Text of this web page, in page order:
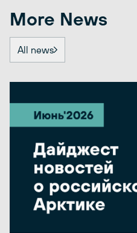
More News
All news